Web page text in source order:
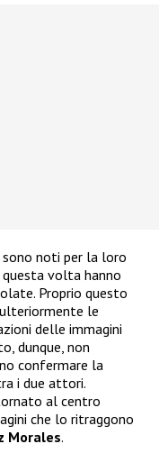
sono noti per la loro
volta hanno
Proprio questo
le
delle immagini
dunque, non
confermare la
i due attori.
al centro
che lo ritraggono
Morales.